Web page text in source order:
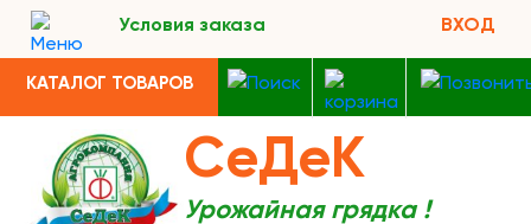
Условия заказа ВХОД
КАТАЛОГ ТОВАРОВ
СеДеК
Урожайная грядка !